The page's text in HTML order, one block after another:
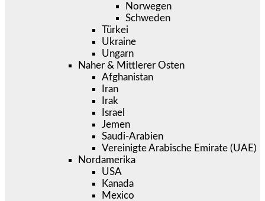
Norwegen
Schweden
Türkei
Ukraine
Ungarn
Naher & Mittlerer Osten
Afghanistan
Iran
Irak
Israel
Jemen
Saudi-Arabien
Vereinigte Arabische Emirate (UAE)
Nordamerika
USA
Kanada
Mexico